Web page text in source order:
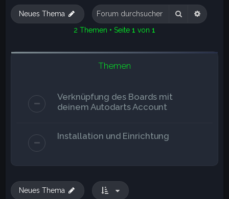
Neues Thema Suche
2 Themen • Seite 1 von 1
Themen
Verknüpfung des Boards mit
deinem Autodarts Account
Installation und Einrichtung
Neues Thema